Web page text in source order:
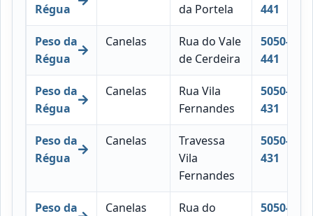
Régua
da Portela
441
Peso da
Régua
Canelas
Rua do Vale
de Cerdeira
5050-
441
Peso da
Régua
Canelas
Rua Vila
Fernandes
5050-
431
Peso da
Régua
Canelas
Travessa
Vila
Fernandes
5050-
431
Peso da
Canelas
Rua do
5050-